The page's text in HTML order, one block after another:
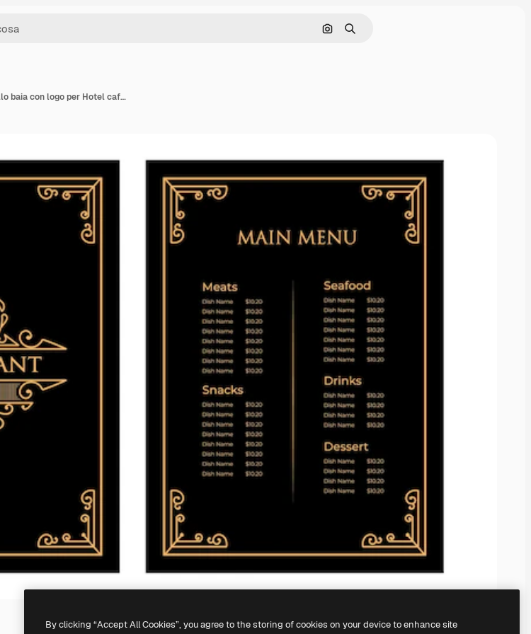
Cerca per immagine
Ricerca
Lusso Vintage ristorante cibo menu carta modello baia con logo per Hotel cafe bar coffeeshop
By clicking “Accept All Cookies”, you agree to the storing of cookies on your device to enhance site